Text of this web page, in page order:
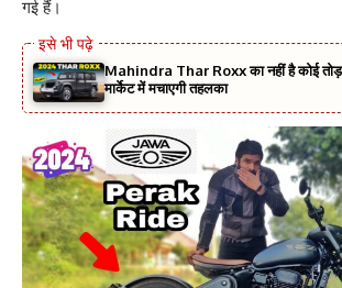
गई हैं।
Mahindra Thar Roxx का नहीं है कोई
मार्केट में मचाएगी तहलका